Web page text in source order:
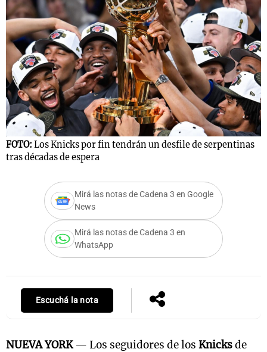
FOTO: Los Knicks por fin tendrán un desfile de serpentinas
tras décadas de espera
Mirá las notas de Cadena 3 en Google
News
Mirá las notas de Cadena 3 en
WhatsApp
Escuchá la nota
NUEVA YORK— Los seguidores de los Knicksde